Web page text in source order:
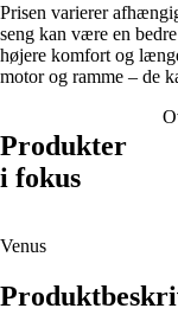
Prisen varierer
seng kan være en
højere komfort og
motor og ramme – de
Produkter
i fokus
Venus